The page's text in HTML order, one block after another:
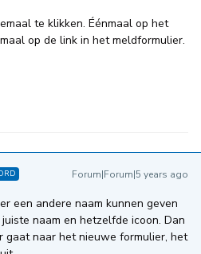
te klikken. Éénmaal op het
op de link in het meldformulier.
Forum|Forum|5 years ago
een andere naam kunnen geven
naam en hetzelfde icoon. Dan
gaat naar het nieuwe formulier, het